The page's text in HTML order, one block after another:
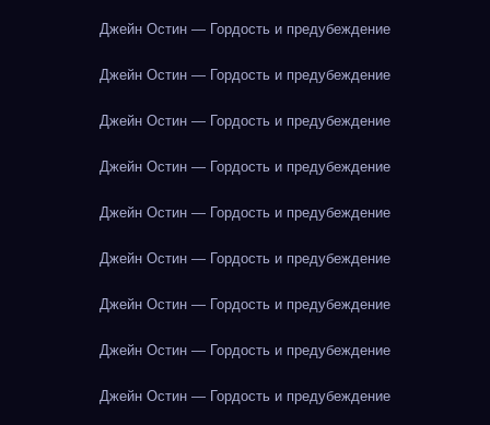
Джейн Остин — Гордость и предубеждение
Джейн Остин — Гордость и предубеждение
Джейн Остин — Гордость и предубеждение
Джейн Остин — Гордость и предубеждение
Джейн Остин — Гордость и предубеждение
Джейн Остин — Гордость и предубеждение
Джейн Остин — Гордость и предубеждение
Джейн Остин — Гордость и предубеждение
Джейн Остин — Гордость и предубеждение